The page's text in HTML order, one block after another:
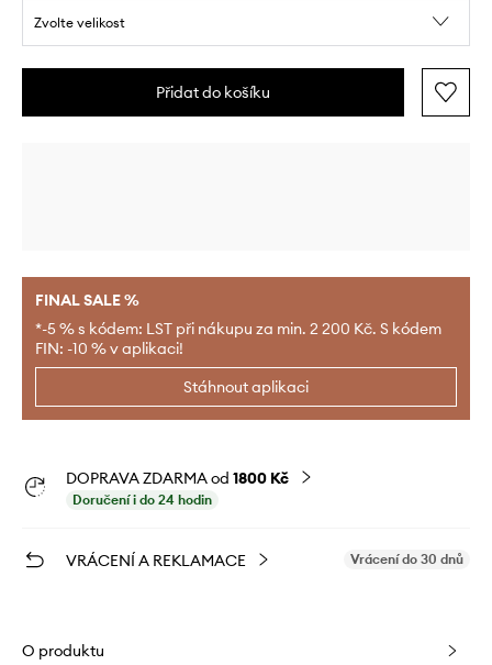
Zvolte velikost
Přidat do košíku
FINAL SALE %
*-5 % s kódem: LST při nákupu za min. 2 200 Kč. S kódem
FIN: -10 % v aplikaci!
Stáhnout aplikaci
DOPRAVA ZDARMA od 1800 Kč
Doručení i do 24 hodin
VRÁCENÍ A REKLAMACE Vrácení do 30 dnů
O produktu